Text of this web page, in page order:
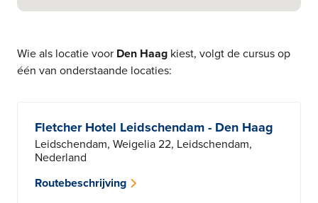
Wie als locatie voor Den Haag kiest, volgt de cursus op
één van onderstaande locaties:
Fletcher Hotel Leidschendam - Den Haag
Leidschendam, Weigelia 22, Leidschendam,
Nederland
Routebeschrijving